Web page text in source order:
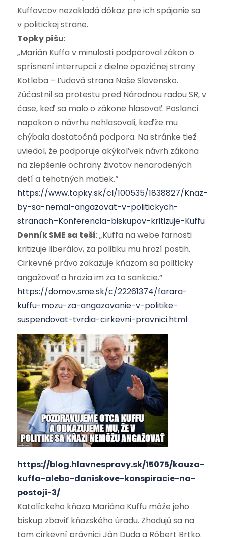
Kuffovcov nezakladá dôkaz pre ich spájanie sa
v politickej strane.
Topky píšu:
„Marián Kuffa v minulosti podporoval zákon o
sprísnení interrupcii z dielne opozičnej strany
Kotleba – Ľudová strana Naše Slovensko.
Zúčastnil sa protestu pred Národnou radou SR, v
čase, keď sa malo o zákone hlasovať. Poslanci
napokon o návrhu nehlasovali, keďže mu
chýbala dostatočná podpora. Na stránke tiež
uviedol, že podporuje akýkoľvek návrh zákona
na zlepšenie ochrany životov nenarodených
detí a tehotných matiek.“
https://www.topky.sk/cl/100535/1838827/Knaz-
by-sa-nemal-angazovat-v-politickych-
stranach–Konferencia-biskupov-kritizuje-Kuffu
Denník SME sa teší: „Kuffa na webe farnosti
kritizuje liberálov, za politiku mu hrozí postih.
Cirkevné právo zakazuje kňazom sa politicky
angažovať a hrozia im za to sankcie.“
https://domov.sme.sk/c/22261374/farara-
kuffu-mozu-za-angazovanie-v-politike-
suspendovat-tvrdia-cirkevni-pravnici.html
https://blog.hlavnespravy.sk/15075/kauza-
kuffa-alebo-daniskove-konspiracie-na-
postoji-3/
Katolíckeho kňaza Mariána Kuffu môže jeho
biskup zbaviť kňazského úradu. Zhodujú sa na